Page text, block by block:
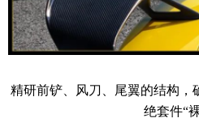
精研前铲、风刀、尾翼的结构，
绝套件“